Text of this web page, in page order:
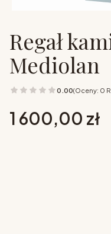
Regał
Mediolan
0.00(Oceny: 0
Cena
1 600,00 zł